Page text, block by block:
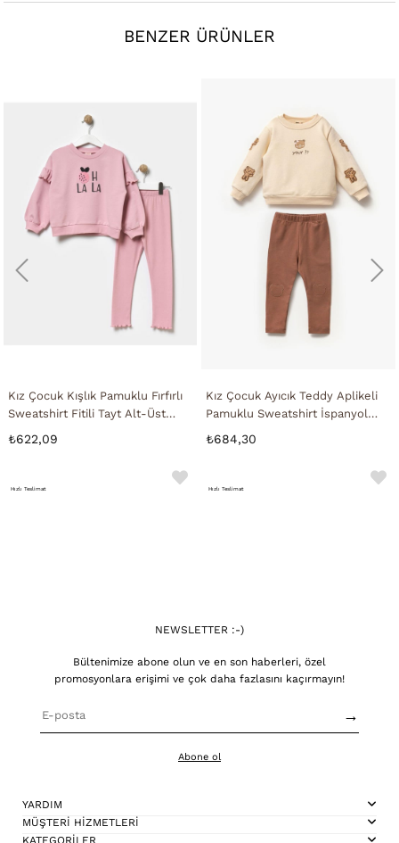
BENZER ÜRÜNLER
Kız Çocuk Kışlık Pamuklu Fırfırlı
Sweatshirt Fitili Tayt Alt-Üst
₺622,09
Hızlı Teslimat
Kız Çocuk Ayıcık Teddy Aplikeli
Pamuklu Sweatshirt İspanyol
₺684,30
Hızlı Teslimat
NEWSLETTER :-)
Bültenimize abone olun ve en son haberleri, özel
promosyonlara erişimi ve çok daha fazlasını kaçırmayın!
→
Abone ol
YARDIM
MÜŞTERİ HİZMETLERİ
KATEGORİLER